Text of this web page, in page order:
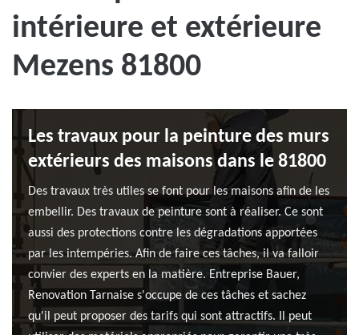
intérieure et extérieure
Mezens 81800
Les travaux pour la peinture des murs
extérieurs des maisons dans le 81800
Des travaux très utiles se font pour les maisons afin de les
embellir. Des travaux de peinture sont à réaliser. Ce sont
aussi des protections contre les dégradations apportées
par les intempéries. Afin de faire ces tâches, il va falloir
convier des experts en la matière. Entreprise Bauer,
Renovation Tarnaise s'occupe de ces tâches et sachez
qu'il peut proposer des tarifs qui sont attractifs. Il peut